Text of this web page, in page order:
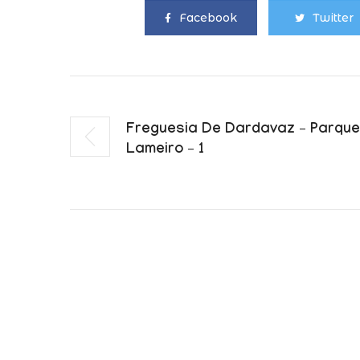
Facebook Twitter
Freguesia De Dardavaz – Parque
Lameiro – 1